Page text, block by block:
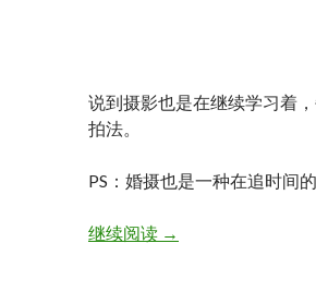
说到摄影也是在继续学习着
拍法。
PS：婚摄也是一种在追时间的
继续阅读Alex ♥ Nicole
→